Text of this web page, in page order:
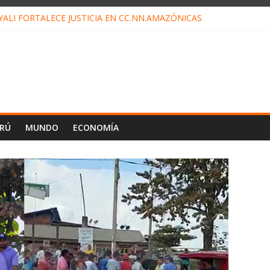
FORTALECE JUSTICIA EN CC.NN.AMAZÓNICAS
MUNDO ECONOMÍA